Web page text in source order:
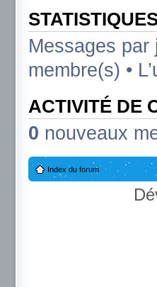
Messages par
membre(s) •
ACTIVITÉ DE
0 nouveaux
Index du forum